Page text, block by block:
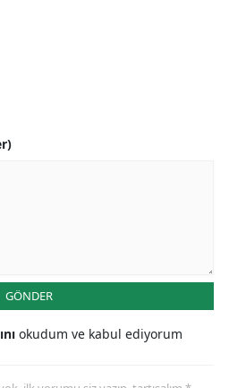
Bartın
GÖNDER
okudum ve kabul ediyorum